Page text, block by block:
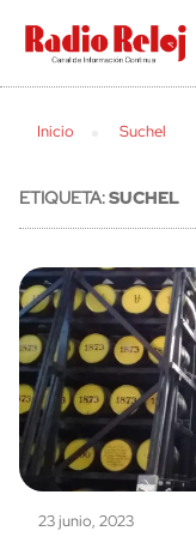
cerrar
Inicio Suchel
ETIQUETA:SUCHEL
23 junio, 2023